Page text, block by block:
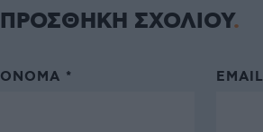
ΠΡΟΣΘΗΚΗ ΣΧΟΛΙΟΥ
ΌΝΟΜΑ * EMAIL